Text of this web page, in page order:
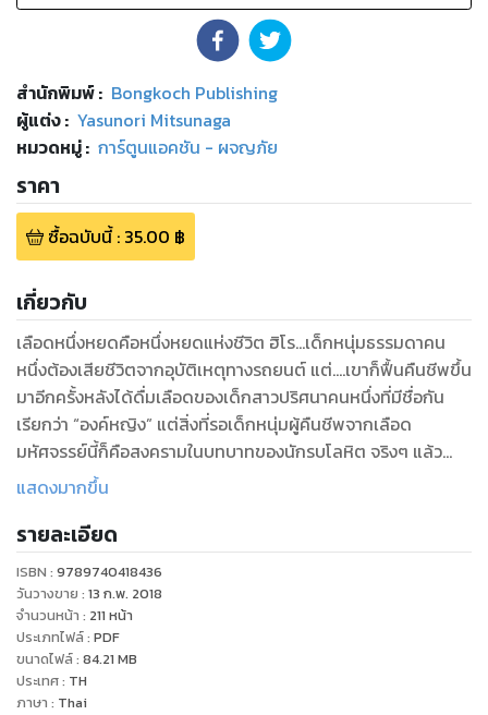
สำนักพิมพ์: Bongkoch Publishing
ผู้แต่ง : Yasunori Mitsunaga
หมวดหมู่: การ์ตูนแอคชัน - ผจญภัย
ราคา
ซื้อฉบับนี้: 35.00 ฿
เกี่ยวกับ
เลือดหนึ่งหยดคือหนึ่งหยดแห่งชีวิต ฮิโร...เด็กหนุ่มธรรมดาคน
หนึ่งต้องเสียชีวิตจากอุบัติเหตุทางรถยนต์ แต่....เขาก็ฟื้นคืนชีพขึ้น
มาอีกครั้งหลังได้ดื่มเลือดของเด็กสาวปริศนาคนหนึ่งที่มีชื่อกัน
เรียกว่า “องค์หญิง” แต่สิ่งที่รอเด็กหนุ่มผู้คืนชีพจากเลือด
มหัศจรรย์นี้ก็คือสงครามในบทบาทของนักรบโลหิต จริงๆ แล้ว
“องค์หญิง” ที่ฮิโรพบก็คือลูกสาวของราชาปีศาจผู้มีอำนาจเหนือ
ปีศาจ องค์หญิงและฮิโรผู้กลายเป็นนักรบโลหิตประจำกายขององค์
หญิงต้องเผชิญหน้ากับการต่อสู้และแผนการอันชั่วร้ายนานัปการ!!
แสดงมากขึ้น
รายละเอียด
ISBN : 9789740418436
วันวางขาย : 13 ก.พ. 2018
จำนวนหน้า : 211 หน้า
ประเภทไฟล์: PDF
ขนาดไฟล์: 84.21 MB
ประเทศ: TH
ภาษา : Thai